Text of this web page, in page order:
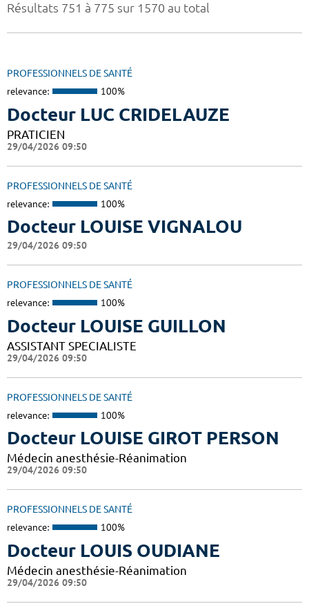
Résultats 751 à 775 sur 1570 au total
PROFESSIONNELS DE SANTÉ
relevance: 100%
Docteur LUC CRIDELAUZE
PRATICIEN
29/04/2026 09:50
PROFESSIONNELS DE SANTÉ
relevance: 100%
Docteur LOUISE VIGNALOU
29/04/2026 09:50
PROFESSIONNELS DE SANTÉ
relevance: 100%
Docteur LOUISE GUILLON
ASSISTANT SPECIALISTE
29/04/2026 09:50
PROFESSIONNELS DE SANTÉ
relevance: 100%
Docteur LOUISE GIROT PERSON
Médecin anesthésie-Réanimation
29/04/2026 09:50
PROFESSIONNELS DE SANTÉ
relevance: 100%
Docteur LOUIS OUDIANE
Médecin anesthésie-Réanimation
29/04/2026 09:50